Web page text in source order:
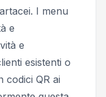
I menu
e
e
esistenti o
codici QR ai